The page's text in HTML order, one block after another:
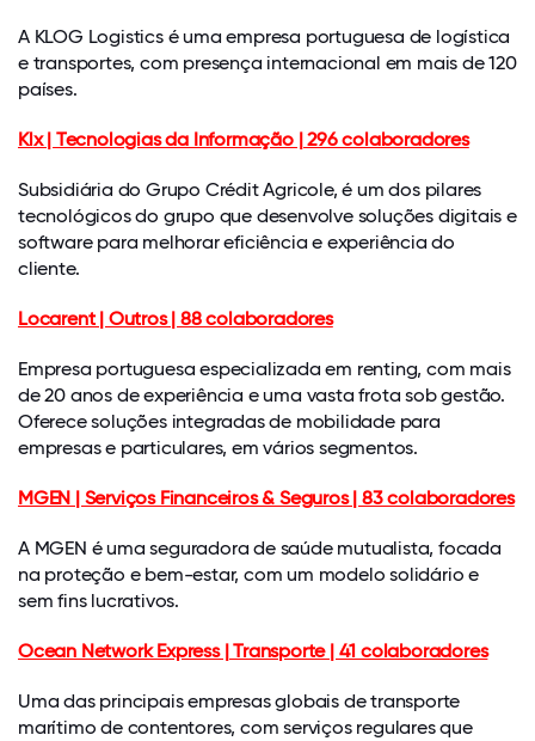
A KLOG Logistics é uma empresa portuguesa de logística
e transportes, com presença internacional em mais de 120
países.
Klx | Tecnologias da Informação | 296 colaboradores
Subsidiária do Grupo Crédit Agricole, é um dos pilares
tecnológicos do grupo que desenvolve soluções digitais e
software para melhorar eficiência e experiência do
cliente.
Locarent | Outros | 88 colaboradores
Empresa portuguesa especializada em renting, com mais
de 20 anos de experiência e uma vasta frota sob gestão.
Oferece soluções integradas de mobilidade para
empresas e particulares, em vários segmentos.
MGEN | Serviços Financeiros & Seguros | 83 colaboradores
A MGEN é uma seguradora de saúde mutualista, focada
na proteção e bem-estar, com um modelo solidário e
sem fins lucrativos.
Ocean Network Express | Transporte | 41 colaboradores
Uma das principais empresas globais de transporte
marítimo de contentores, com serviços regulares que